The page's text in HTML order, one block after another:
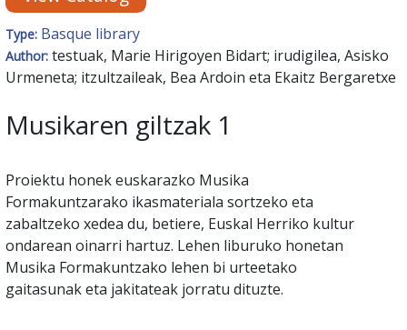
Type: Basque library
Author: testuak, Marie Hirigoyen Bidart; irudigilea, Asisko
Urmeneta; itzultzaileak, Bea Ardoin eta Ekaitz Bergaretxe
Musikaren giltzak 1
Proiektu honek euskarazko Musika
Formakuntzarako ikasmateriala sortzeko eta
zabaltzeko xedea du, betiere, Euskal Herriko kultur
ondarean oinarri hartuz. Lehen liburuko honetan
Musika Formakuntzako lehen bi urteetako
gaitasunak eta jakitateak jorratu dituzte.